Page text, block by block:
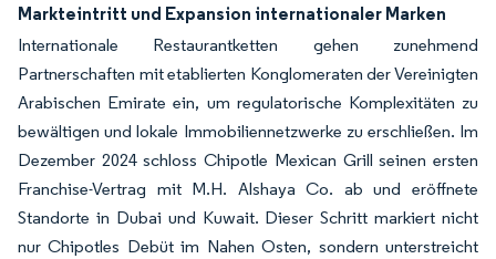
Markteintritt und Expansion internationaler Marken
Internationale Restaurantketten gehen zunehmend
Partnerschaften mit etablierten Konglomeraten der Vereinigten
Arabischen Emirate ein, um regulatorische Komplexitäten zu
bewältigen und lokale Immobiliennetzwerke zu erschließen. Im
Dezember 2024 schloss Chipotle Mexican Grill seinen ersten
Franchise-Vertrag mit M.H. Alshaya Co. ab und eröffnete
Standorte in Dubai und Kuwait. Dieser Schritt markiert nicht
nur Chipotles Debüt im Nahen Osten, sondern unterstreicht